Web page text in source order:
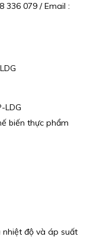
336 079 / Email :
LDG
biến thực phẩm
nhiệt độ và áp suất